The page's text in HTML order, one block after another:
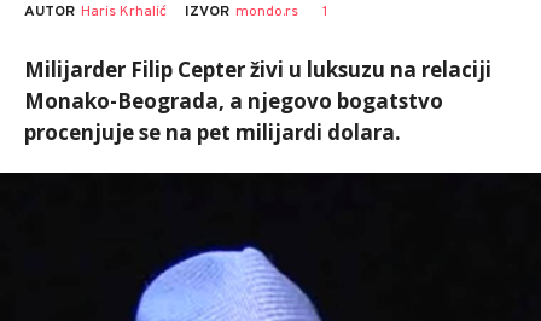
AUTOR Haris Krhalić IZVOR mondo.rs 1
Milijarder Filip Cepter živi u luksuzu na relaciji
Monako-Beograda, a njegovo bogatstvo
procenjuje se na pet milijardi dolara.